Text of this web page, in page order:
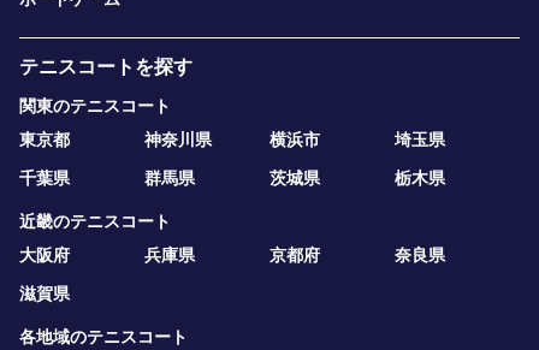
テニスコートを探す
関東のテニスコート
東京都
神奈川県 横浜市
埼玉県
千葉県
群馬県 茨城県 栃木県
近畿のテニスコート
大阪府
兵庫県 京都府
奈良県
滋賀県
各地域のテニスコート